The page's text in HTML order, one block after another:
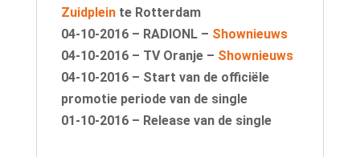
Zuidplein te Rotterdam
04-10-2016 – RADIONL – Shownieuws
04-10-2016 – TV Oranje – Shownieuws
04-10-2016 – Start van de officiële
promotie periode van de single
01-10-2016 – Release van de single